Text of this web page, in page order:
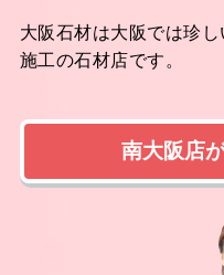
大阪石材は大阪では珍
施工の石材店です。
南大阪店